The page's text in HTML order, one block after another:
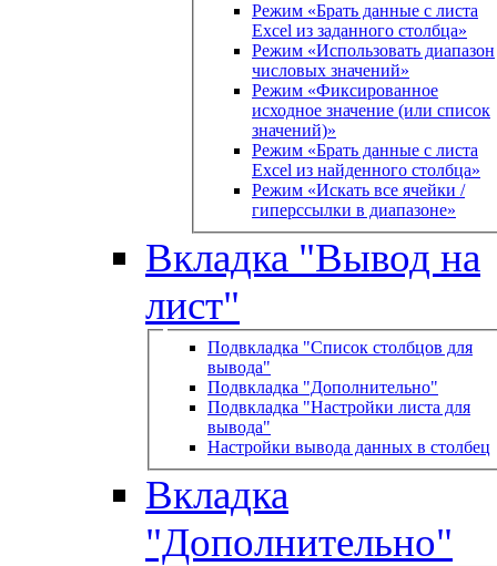
Режим «Брать данные с листа
Excel из заданного столбца»
Режим «Использовать диапазон
числовых значений»
Режим «Фиксированное
исходное значение (или список
значений)»
Режим «Брать данные с листа
Excel из найденного столбца»
Режим «Искать все ячейки /
гиперссылки в диапазоне»
Вкладка "Вывод на
лист"
Подвкладка "Список столбцов для
вывода"
Подвкладка "Дополнительно"
Подвкладка "Настройки листа для
вывода"
Настройки вывода данных в столбец
Вкладка
"Дополнительно"